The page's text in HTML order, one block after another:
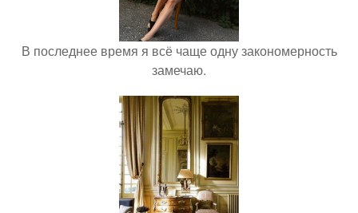
В последнее время я всё чаще одну закономерность
замечаю.